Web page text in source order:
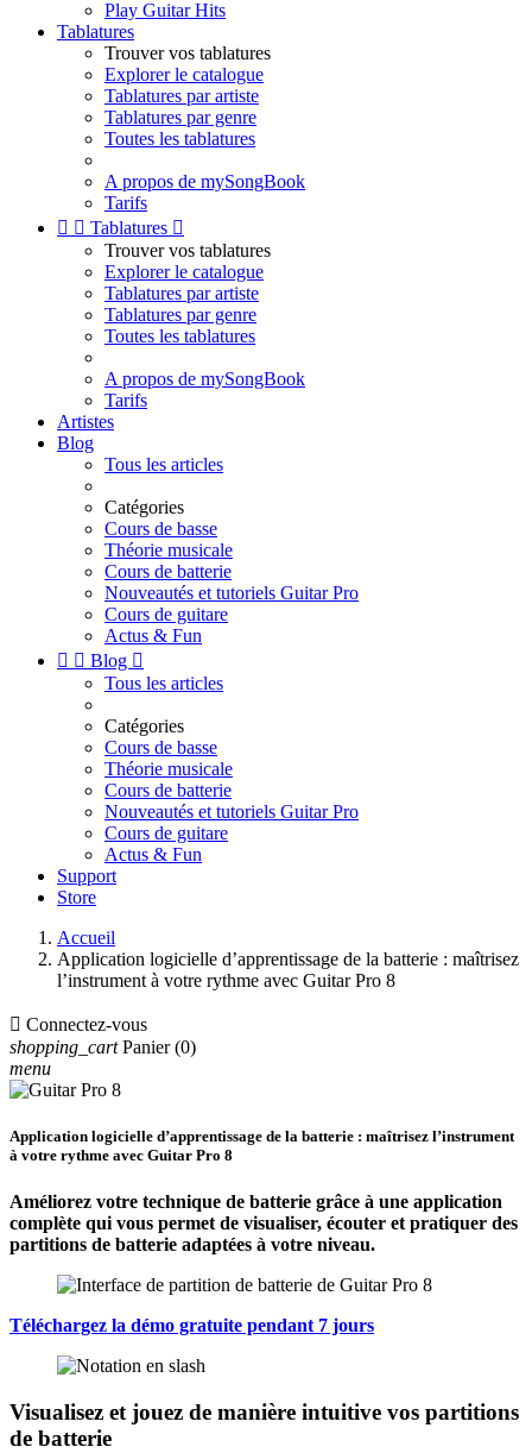
Play Guitar Hits
Tablatures
Trouver vos tablatures
Explorer le catalogue
Tablatures par artiste
Tablatures par genre
Toutes les tablatures
A propos de mySongBook
Tarifs
  Tablatures 
Trouver vos tablatures
Explorer le catalogue
Tablatures par artiste
Tablatures par genre
Toutes les tablatures
A propos de mySongBook
Tarifs
Artistes
Blog
Tous les articles
Catégories
Cours de basse
Théorie musicale
Cours de batterie
Nouveautés et tutoriels Guitar Pro
Cours de guitare
Actus & Fun
  Blog 
Tous les articles
Catégories
Cours de basse
Théorie musicale
Cours de batterie
Nouveautés et tutoriels Guitar Pro
Cours de guitare
Actus & Fun
Support
Store
Accueil
Application logicielle d’apprentissage de la batterie : maîtrisez
l’instrument à votre rythme avec Guitar Pro 8
 Connectez-vous
shopping_cart Panier (0)
menu
Application logicielle d’apprentissage de la batterie : maîtrisez l’instrument
à votre rythme avec Guitar Pro 8
Améliorez votre technique de batterie grâce à une application
complète qui vous permet de visualiser, écouter et pratiquer des
partitions de batterie adaptées à votre niveau.
Téléchargez la démo gratuite pendant 7 jours
Visualisez et jouez de manière intuitive vos partitions
de batterie